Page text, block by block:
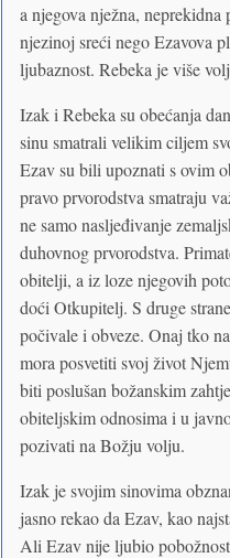
a njegova nježna,
njezinoj sreći nego Ezavova
ljubaznost. Rebeka je više
Izak i Rebeka su obećanja
sinu smatrali velikim ciljem
Ezav su bili upoznati s ovim
pravo prvorodstva smatraju
ne samo nasljeđivanje
duhovnog prvorodstva.
obitelji, a iz loze njegovih
doći Otkupitelj. S druge
počivale i obveze. Onaj tko
mora posvetiti svoj život
biti poslušan božanskim
obiteljskim odnosima i u
pozivati na Božju volju.
Izak je svojim sinovima
jasno rekao da Ezav, kao
Ali Ezav nije ljubio